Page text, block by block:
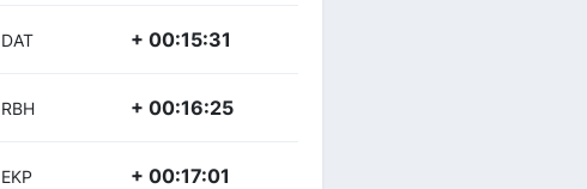
DAT + 00:15:31
RBH + 00:16:25
EKP + 00:17:01